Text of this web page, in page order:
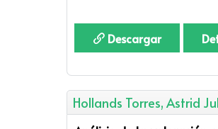
Descargar
Hollands Torres, Astrid